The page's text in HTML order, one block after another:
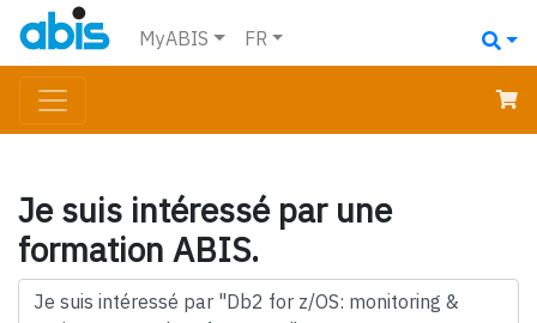
MyABIS FR
Je suis intéressé par une
formation ABIS.